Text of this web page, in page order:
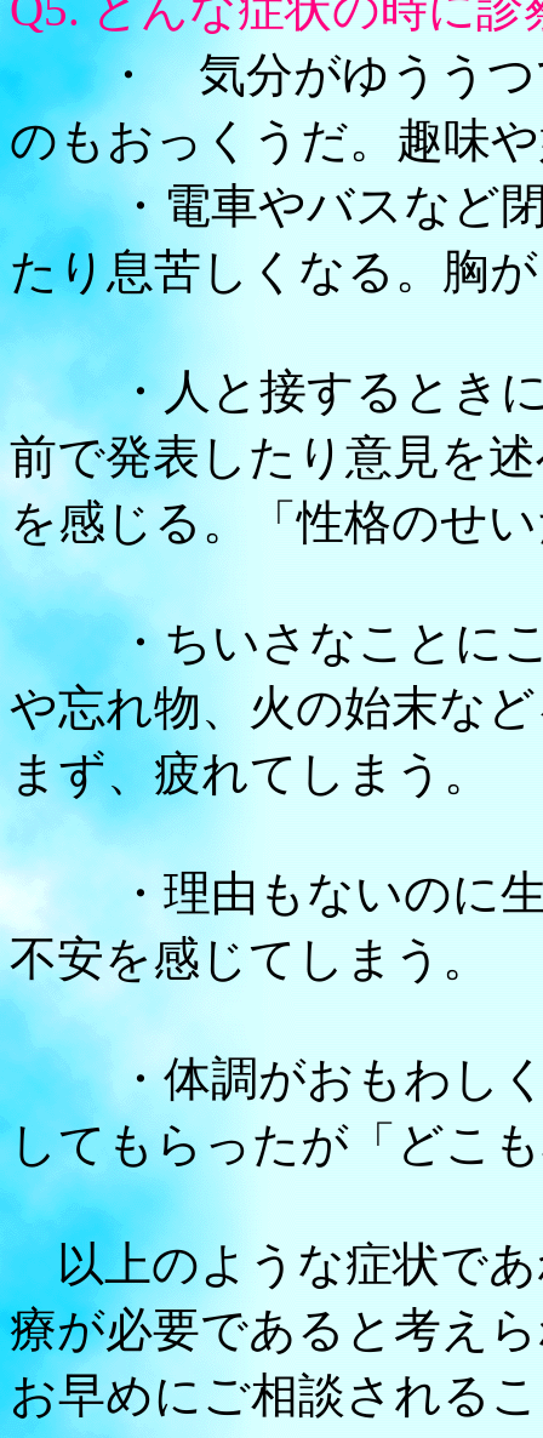
・ 気分がゆううつで
のもおっくうだ。
・電車やバスなど閉
たり息苦しくなる。胸
・人と接するときに
前で発表したり意見を
を感じる。「性格のせ
・ちいさなことにこ
や忘れ物、火の始末な
まず、疲れてしまう。
・理由もないのに生
不安を感じてしまう。
・体調がおもわしく
してもらったが「どこ
以上のような症状であ
療が必要であると考え
お早めにご相談される